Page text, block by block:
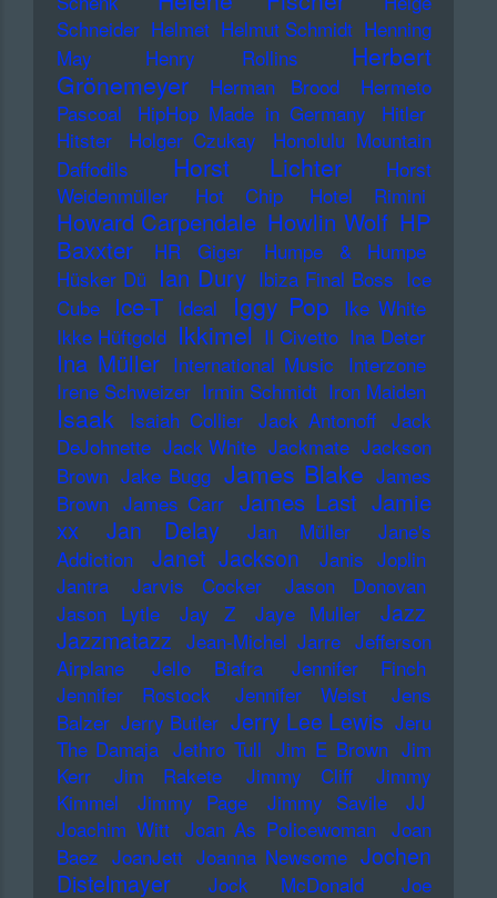
Schneider Helmet Helmut Schmidt Henning
May
Henry Rollins
Herbert
Grönemeyer
Herman Brood
Hermeto
Pascoal
HipHop Made in Germany
Hitler
Hitster
Holger Czukay
Honolulu Mountain
Daffodils
Horst Lichter
Horst
Weidenmüller
Hot Chip Hotel Rimini
Howard Carpendale Howlin Wolf HP
Baxxter
HR Giger
Humpe & Humpe
Hüsker Dü Ian Dury Ibiza Final Boss Ice
Cube
Ice-T Ideal Iggy Pop Ike White
Ikke Hüftgold Ikkimel Il Civetto Ina Deter
Ina Müller International Music Interzone
Irene Schweizer Irmin Schmidt Iron Maiden
Isaak Isaiah Collier Jack Antonoff Jack
DeJohnette Jack White Jackmate Jackson
Brown Jake Bugg James Blake James
Brown James Carr James Last Jamie
xx
Jan Delay Jan Müller
Jane's
Addiction
Janet Jackson
Janis Joplin
Jantra
Jarvis Cocker
Jason Donovan
Jason Lytle
Jay Z Jaye Muller
Jazz
Jazzmatazz Jean-Michel Jarre Jefferson
Airplane
Jello Biafra
Jennifer Finch
Jennifer Rostock
Jennifer Weist
Jens
Balzer Jerry Butler Jerry Lee Lewis Jeru
The Damaja Jethro Tull Jim E Brown Jim
Kerr
Jim Rakete Jimmy Cliff
Jimmy
Kimmel
Jimmy Page Jimmy Savile
JJ
Joachim Witt Joan As Policewoman Joan
Baez JoanJett Joanna Newsome Jochen
Distelmayer
Jock McDonald
Joe